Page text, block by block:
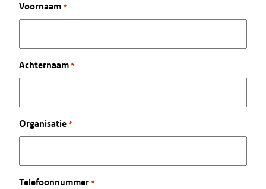
Voornaam *
Achternaam *
Organisatie *
Telefoonnummer *